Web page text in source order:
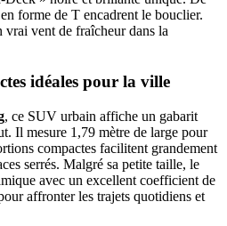
forme de T encadrent le bouclier.
vrai vent de fraîcheur dans la
idéales pour la ville
, ce SUV urbain affiche un gabarit
Il mesure 1,79 mètre de large pour
compactes facilitent grandement
serrés. Malgré sa petite taille, le
avec un excellent coefficient de
affronter les trajets quotidiens et